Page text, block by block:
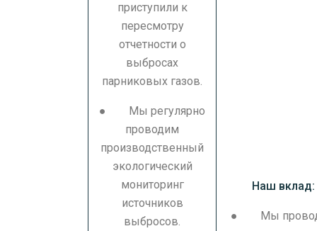
приступили к
пересмотру
отчетности о
выбросах
парниковых газов.
● Мы регулярно
проводим
производственный
экологический
мониторинг
источников
выбросов.
Наш вклад:
● Мы